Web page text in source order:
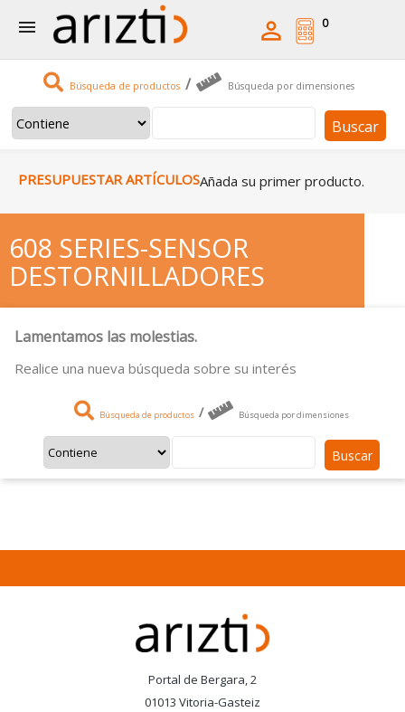
 
Búsqueda de productos / Búsqueda por dimensiones
Buscar
0
PRESUPUESTAR ARTÍCULOSAñada su primer producto.
608 SERIES-SENSOR
DESTORNILLADORES
Lamentamos las molestias.
Realice una nueva búsqueda sobre su interés
Búsqueda de productos / Búsqueda por dimensiones
Buscar
Portal de Bergara, 2
01013 Vitoria-Gasteiz